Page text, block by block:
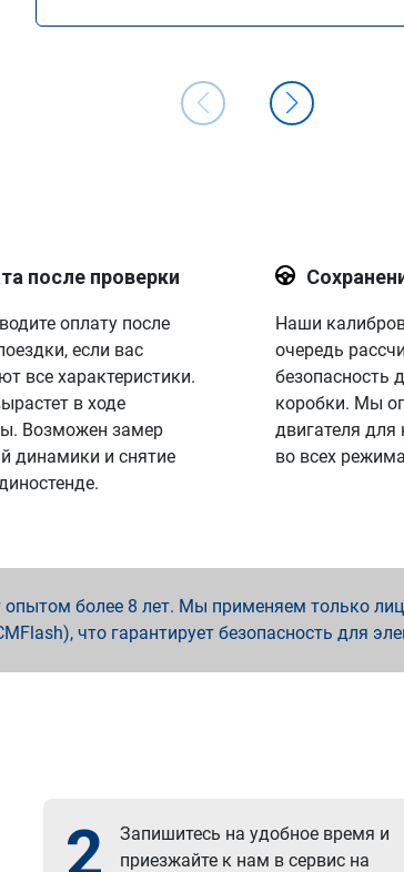
после проверки
оплату после
если вас
все характеристики.
в ходе
Возможен замер
динамики и снятие
Наши
очередь
безопасность
коробки. Мы
двигателя
во всех
более 8 лет. Мы применяем только
что гарантирует безопасность для
2
Запишитесь на удобное время и
приезжайте к нам в сервис на